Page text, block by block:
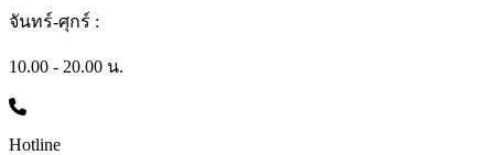
จันทร์-ศุกร์ :
10.00 - 20.00 น.
Hotline